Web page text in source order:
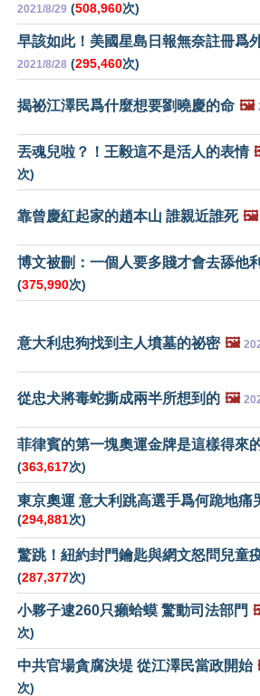
2021/8/29 (508,960次)
早該如此！美國星島日報無奈註冊爲
2021/8/28 (295,460次)
揭祕江澤民爲什麼想要劉曉慶的命 🖼️
丟魂兒啦？！王毅這不是活人的表情
次)
靠曾慶紅起家的趙本山 誰親近誰死 🖼️
博文被刪：一個人要多賤才會去舔他
(375,990次)
意大利忠狗找到主人墳墓的祕密 🖼️
從忠犬將毒蛇撕成兩半所想到的 🖼️
菲律賓的第一塊奧運金牌是這樣得來
(363,617次)
東京奧運 意大利跳高選手爲何跪地痛
(294,881次)
驚跳！紐約封門鑰匙與網文怒問兒童
(287,377次)
小夥子逮260只癩蛤蟆 驚動司法部門
次)
中共官場貪腐決堤 從江澤民當政開始
次)